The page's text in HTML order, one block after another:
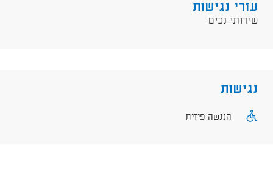
עזרי נגישות
שירותי נכים
נגישות
הנגשה פיזית